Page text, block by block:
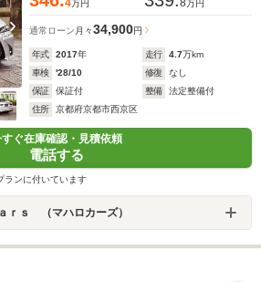
4万円 8万円
通常ローン 月々34,900円
年式 2017年 走行 4.7万km
車検
'28/10 修復
なし
保証
保証付 整備
法定整備付
住所
京都府京都市西京区
ぐ在庫確認・見積依頼
電話する
ランに付いています
ｒｓ （マハロカーズ）